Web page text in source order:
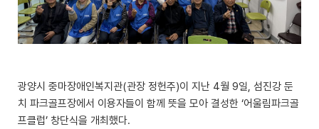
광양시 중마장애인복지관(관장 정헌주)이 지난 4월 9일, 섬진강 둔
치 파크골프장에서 이용자들이 함께 뜻을 모아 결성한 ‘어울림파크골
프클럽’ 창단식을 개최했다.